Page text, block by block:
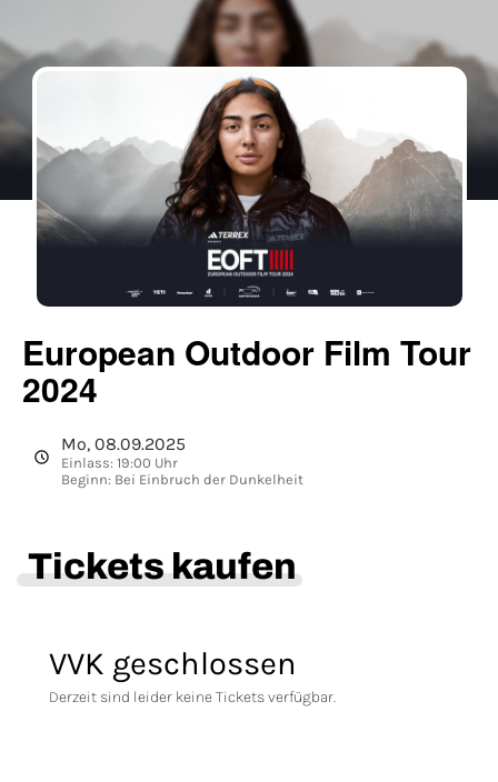
European Outdoor Film Tour
2024
Mo, 08.09.2025
Einlass: 19:00 Uhr
Beginn: Bei Einbruch der Dunkelheit
Tickets kaufen
VVK geschlossen
Derzeit sind leider keine Tickets verfügbar.